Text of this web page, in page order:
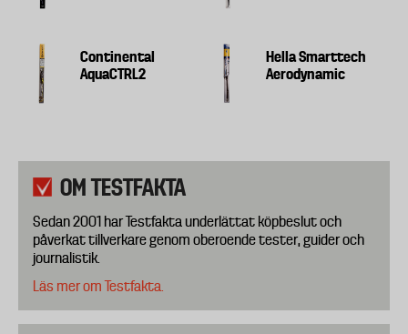
Continental
AquaCTRL2
Hella Smarttech
Aerodynamic
OM TESTFAKTA
Sedan 2001 har Testfakta underlättat köpbeslut och
påverkat tillverkare genom oberoende tester, guider och
journalistik.
Läs mer om Testfakta.